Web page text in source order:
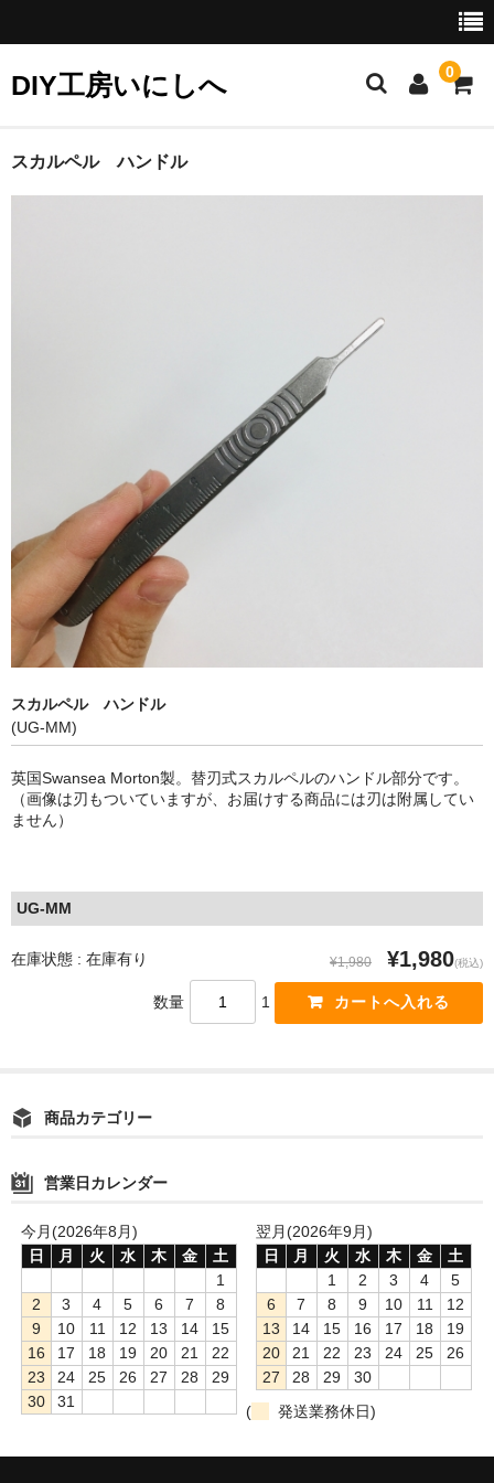
DIY工房いにしへ 0
お勧め商品
ギルディングに（金彩）
アップグレード
顔料単品【青系】
顔料単品【赤系】
顔料単品【黄系】
顔料単品【緑系】
顔料単品【黒系】
スカルペル ハンドル
スカルペル ハンドル
(UG-MM)
英国Swansea Morton製。替刃式スカルペルのハンドル部分です。
（画像は刃もついていますが、お届けする商品には刃は附属してい
ません）
UG-MM
在庫状態 : 在庫有り ¥1,980 ¥1,980(税込)
数量 1
商品カテゴリー
営業日カレンダー
今月(2026年8月)
日
月 火 水 木 金
土
1
2
3 4 5 6 7
8
9
10 11 12 13 14
15
16
17 18 19 20 21
22
23
24 25 26 27 28
29
30
31
翌月(2026年9月)
日
月 火 水 木 金
土
1
2 3 4
5
6
7 8 9 10 11
12
13
14 15 16 17 18
19
20
21 22 23 24 25
26
27
28 29
30
(
発送業務休日)